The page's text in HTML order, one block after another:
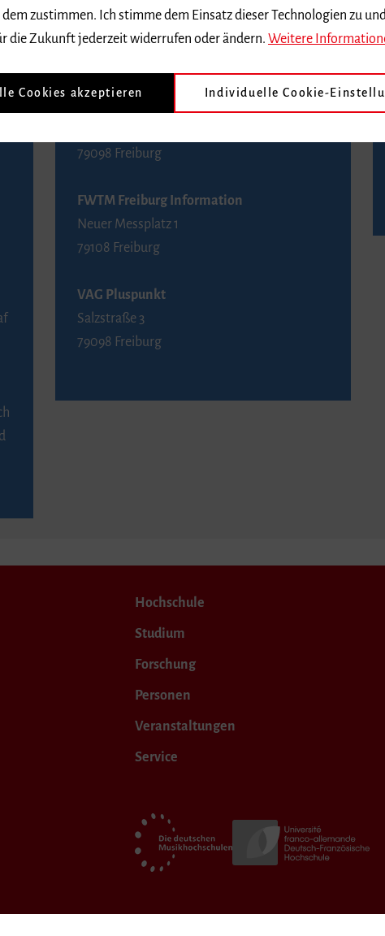
79098 Freiburg
Telefon 0761 4968888 (Reservierungen sind
79098 Freiburg
FWTM Freiburg Information
Neuer Messplatz 1
79108 Freiburg
VAG Pluspunkt
Salzstraße 3
79098 Freiburg
Hochschule
Studium
Forschung
Personen
Veranstaltungen
Service
zustimmen. Ich stimme dem Einsatz dieser Technologien zu
die Zukunft jederzeit widerrufen oder ändern. Weitere
Cookies akzeptieren Individuelle Cookie-